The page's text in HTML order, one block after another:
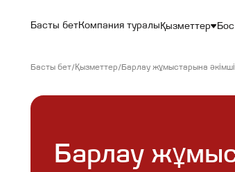
Басты бетКомпания туралыҚызметтер
Басты бет/Қызметтер/Барлау жұмыстарына
Барлау